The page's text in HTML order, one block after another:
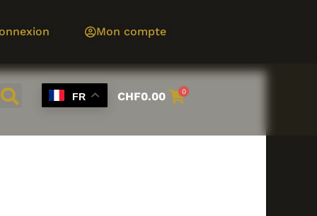
Mon compte
FR CHF0.00 0